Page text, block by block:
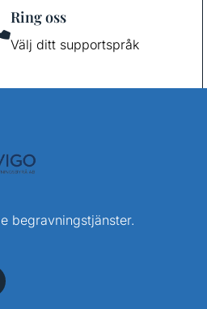
Ring oss
Välj ditt supportspråk
begravningstjänster.